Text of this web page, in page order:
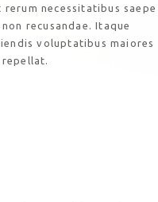
necessitatibus saepe
recusandae. Itaque
voluptatibus maiores